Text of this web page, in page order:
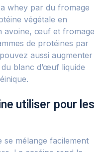
whey par du fromage
végétale en
avoine, œuf et fromage
de protéines par
aussi augmenter
blanc d’œuf liquide
utiliser pour les
mélange facilement